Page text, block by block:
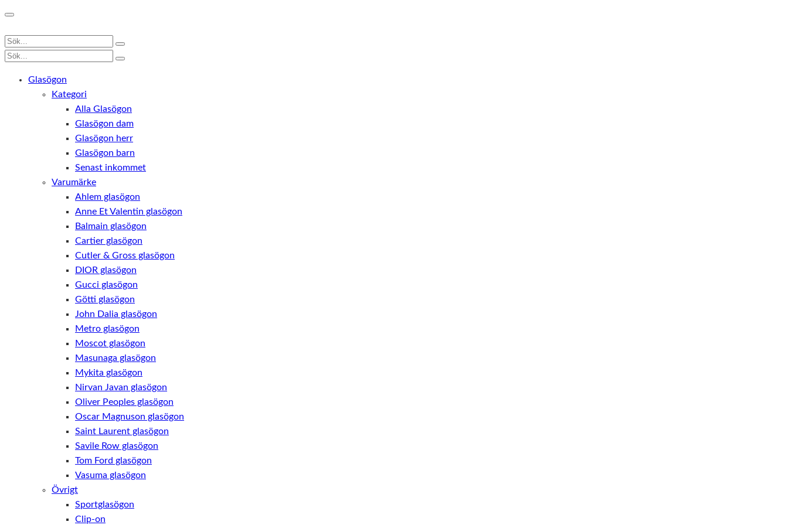
Glasögon
Kategori
Alla Glasögon
Glasögon dam
Glasögon herr
Glasögon barn
Senast inkommet
Varumärke
Ahlem glasögon
Anne Et Valentin glasögon
Balmain glasögon
Cartier glasögon
Cutler & Gross glasögon
DIOR glasögon
Gucci glasögon
Götti glasögon
John Dalia glasögon
Metro glasögon
Moscot glasögon
Masunaga glasögon
Mykita glasögon
Nirvan Javan glasögon
Oliver Peoples glasögon
Oscar Magnuson glasögon
Saint Laurent glasögon
Savile Row glasögon
Tom Ford glasögon
Vasuma glasögon
Övrigt
Sportglasögon
Clip-on
Nödvändiga